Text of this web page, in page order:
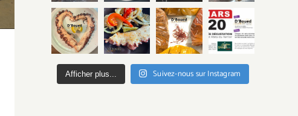
Afficher plus... Suivez-nous sur Instagram